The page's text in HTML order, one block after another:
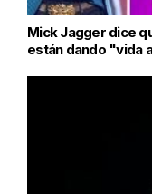
Mick Jagger dice
están dando "vida